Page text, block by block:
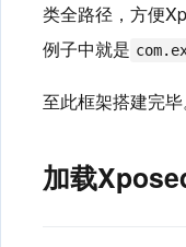
类全路径，方便
例子中就是
至此框架搭建完毕
加载